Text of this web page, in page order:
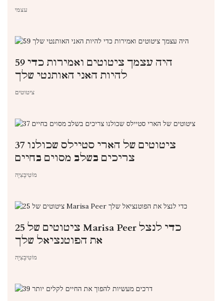
עצמי
59 היה עצמך ציטוטים ואמירות כדי
להיות האני האותנטי שלך
ציטוטים
37 ציטוטים של הארי סטיילס שכולנו
צריכים בשלב מסוים בחיים
מוֹטִיבָצִיָה
25 ציטוטים של Marisa Peer כדי לנצל
את הפוטנציאל שלך
מוֹטִיבָצִיָה